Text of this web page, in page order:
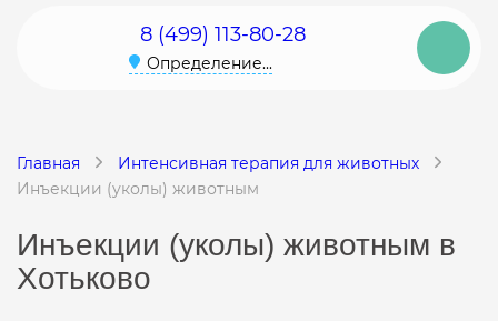
8 (499) 113-80-28
Определение...
Главная
Интенсивная терапия для животных
Инъекции (уколы) животным
Инъекции (уколы) животным в
Хотьково